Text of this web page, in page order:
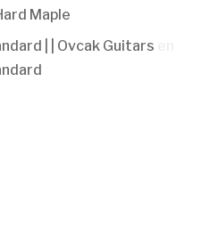
Maple
| | Ovcak Guitars